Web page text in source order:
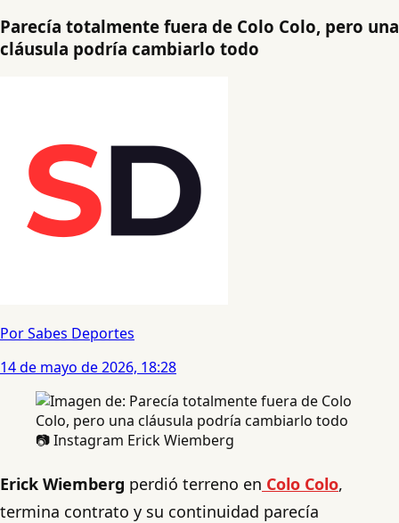
Parecía totalmente fuera de Colo Colo, pero una
cláusula podría cambiarlo todo
Por Sabes Deportes
14 de mayo de 2026, 18:28
📷 Instagram Erick Wiemberg
Erick Wiemberg perdió terreno en Colo Colo,
termina contrato y su continuidad parecía